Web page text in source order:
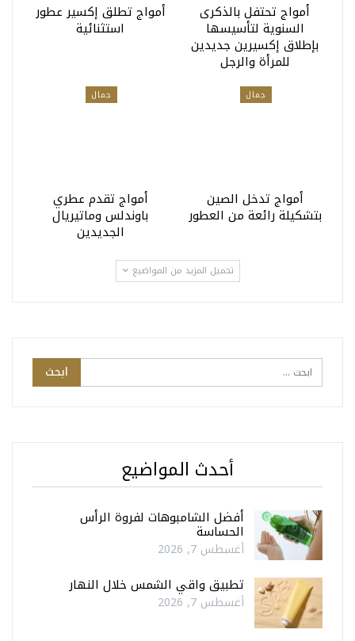
أمواج تحتفل بالذكرى
السنوية لتأسيسها
بإطلاق إكسيرين جديدين
للمرأة والرجل
أمواج تطلق إكسير عطور
استثنائية
جمال
أمواج تدخل الصين
بتشكيلة رائعة من العطور
جمال
أمواج تقدم عطري
باوندلس وماتيريال
الجديدين
تحميل المزيد من المواضيع
أحدث المواضيع
أفضل الشامبوهات لفروة الرأس
الحساسة
أغسطس 7, 2026
تطبيق واقي الشمس خلال النهار
أغسطس 7, 2026